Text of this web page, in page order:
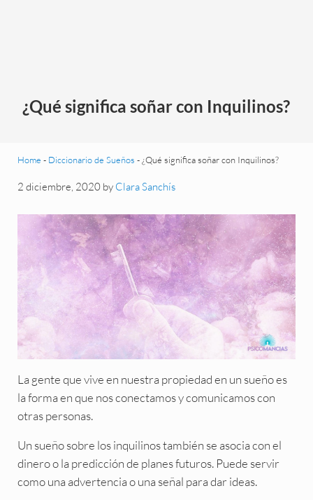
¿Qué significa soñar con Inquilinos?
Home - Diccionario de Sueños -¿Qué significa soñar con Inquilinos?
2 diciembre, 2020 by Clara Sanchís
La gente que vive en nuestra propiedad en un sueño es
la forma en que nos conectamos y comunicamos con
otras personas.
Un sueño sobre los inquilinos también se asocia con el
dinero o la predicción de planes futuros. Puede servir
como una advertencia o una señal para dar ideas.